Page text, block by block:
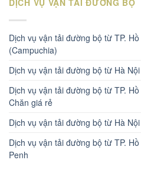
DỊCH VỤ VẬN TẢI ĐƯỜNG BỘ
Dịch vụ vận tải đường bộ từ TP.
(Campuchia)
Dịch vụ vận tải đường bộ từ Hà
Dịch vụ vận tải đường bộ từ TP.
Chăn giá rẻ
Dịch vụ vận tải đường bộ từ Hà
Dịch vụ vận tải đường bộ từ TP.
Penh